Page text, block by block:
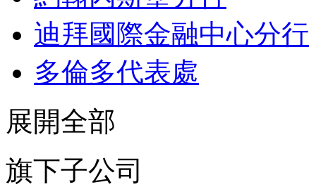
迪拜國際金融中心分行
多倫多代表處
展開全部
旗下子公司